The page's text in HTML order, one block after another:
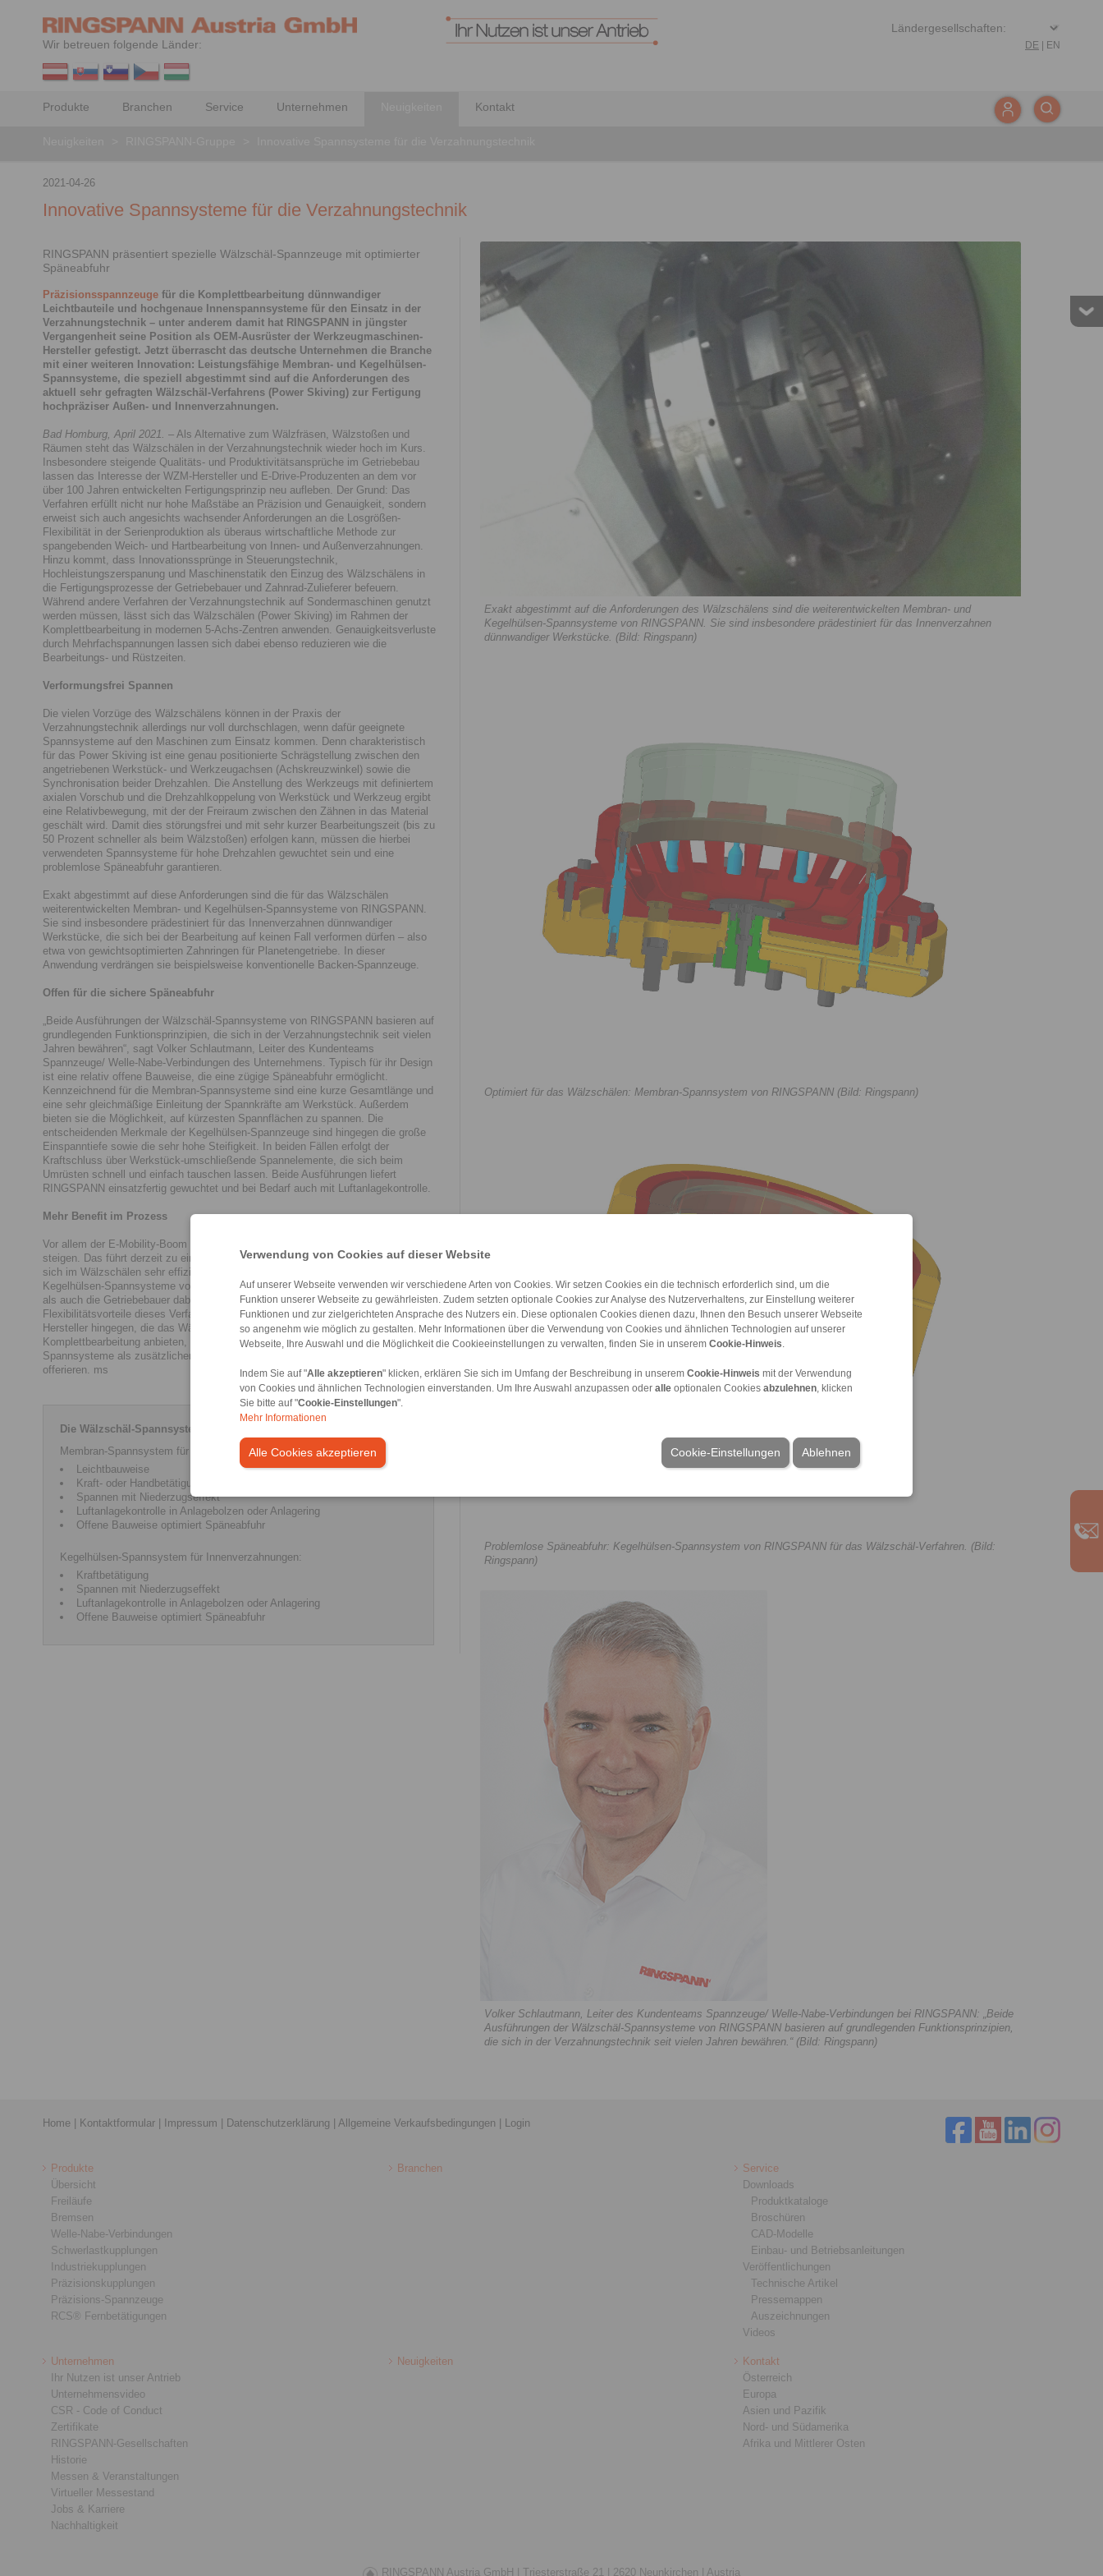
Verwendung von Cookies auf dieser Website
Auf unserer Webseite verwenden wir verschiedene Arten von Cookies. Wir setzen Cookies ein die technisch erforderlich sind, um die
Funktion unserer Webseite zu gewährleisten. Zudem setzten optionale Cookies zur Analyse des Nutzerverhaltens, zur Einstellung weiterer
Funktionen und zur zielgerichteten Ansprache des Nutzers ein. Diese optionalen Cookies dienen dazu, Ihnen den Besuch unserer Webseite
so angenehm wie möglich zu gestalten. Mehr Informationen über die Verwendung von Cookies und ähnlichen Technologien auf unserer
Webseite, Ihre Auswahl und die Möglichkeit die Cookieeinstellungen zu verwalten, finden Sie in unserem Cookie-Hinweis
Indem Sie auf "Alle akzeptieren" klicken, erklären Sie sich im Umfang der Beschreibung in unserem Cookie-Hinweis mit der Verwendung
von Cookies und ähnlichen Technologien einverstanden. Um Ihre Auswahl anzupassen oder alle optionalen Cookies abzulehnen , klicken
Sie bitte auf "Cookie-Einstellungen".
Mehr Informationen
Alle Cookies akzeptieren Ablehnen
Cookie-Einstellungen
Wir betreuen folgende Länder: DE EN
Produkte Branchen Service Unternehmen Kontakt
2021-04-26
Innovative Spannsysteme für die Verzahnungstechnik
RINGSPANN präsentiert spezielle Wälzschäl-Spannzeuge mit optimierter
Späneabfuhr
Präzisionsspannzeuge für die Komplettbearbeitung dünnwandiger
Leichtbauteile und hochgenaue Innenspannsysteme für den Einsatz in der
Verzahnungstechnik – unter anderem damit hat RINGSPANN in jüngster
Vergangenheit seine Position als OEM-Ausrüster der Werkzeugmaschinen-
Hersteller gefestigt. Jetzt überrascht das deutsche Unternehmen die Branche
mit einer weiteren Innovation: Leistungsfähige Membran- und Kegelhülsen-
Spannsysteme, die speziell abgestimmt sind auf die Anforderungen des
aktuell sehr gefragten Wälzschäl-Verfahrens (Power Skiving) zur Fertigung
hochpräziser Außen- und Innenverzahnungen.
Bad Homburg, April 2021.
– Als Alternative zum Wälzfräsen, Wälzstoßen und
Räumen steht das Wälzschälen in der Verzahnungstechnik wieder hoch im Kurs.
Insbesondere steigende Qualitäts- und Produktivitätsansprüche im Getriebebau
lassen das Interesse der WZM-Hersteller und E-Drive-Produzenten an dem vor
über 100 Jahren entwickelten Fertigungsprinzip neu aufleben. Der Grund: Das
Verfahren erfüllt nicht nur hohe Maßstäbe an Präzision und Genauigkeit, sondern
erweist sich auch angesichts wachsender Anforderungen an die Losgrößen-
Flexibilität in der Serienproduktion als überaus wirtschaftliche Methode zur
spangebenden Weich- und Hartbearbeitung von Innen- und Außenverzahnungen.
Hinzu kommt, dass Innovationssprünge in Steuerungstechnik,
Hochleistungszerspanung und Maschinenstatik den Einzug des Wälzschälens in
die Fertigungsprozesse der Getriebebauer und Zahnrad-Zulieferer befeuern.
Während andere Verfahren der Verzahnungstechnik auf Sondermaschinen genutzt
werden müssen, lässt sich das Wälzschälen (Power Skiving) im Rahmen der
Komplettbearbeitung in modernen 5-Achs-Zentren anwenden. Genauigkeitsverluste
durch Mehrfachspannungen lassen sich dabei ebenso reduzieren wie die
Bearbeitungs- und Rüstzeiten.
Verformungsfrei Spannen
Die vielen Vorzüge des Wälzschälens können in der Praxis der
Verzahnungstechnik allerdings nur voll durchschlagen, wenn dafür geeignete
Spannsysteme auf den Maschinen zum Einsatz kommen. Denn charakteristisch
für das Power Skiving ist eine genau positionierte Schrägstellung zwischen den
angetriebenen Werkstück- und Werkzeugachsen (Achskreuzwinkel) sowie die
Synchronisation beider Drehzahlen. Die Anstellung des Werkzeugs mit definiertem
axialen Vorschub und die Drehzahlkoppelung von Werkstück und Werkzeug ergibt
eine Relativbewegung, mit der der Freiraum zwischen den Zähnen in das Material
geschält wird. Damit dies störungsfrei und mit sehr kurzer Bearbeitungszeit (bis zu
50 Prozent schneller als beim Wälzstoßen) erfolgen kann, müssen die hierbei
verwendeten Spannsysteme für hohe Drehzahlen gewuchtet sein und eine
problemlose Späneabfuhr garantieren.
Exakt abgestimmt auf diese Anforderungen sind die für das Wälzschälen
weiterentwickelten Membran- und Kegelhülsen-Spannsysteme von RINGSPANN.
Sie sind insbesondere prädestiniert für das Innenverzahnen dünnwandiger
Werkstücke, die sich bei der Bearbeitung auf keinen Fall verformen dürfen – also
etwa von gewichtsoptimierten Zahnringen für Planetengetriebe. In dieser
Anwendung verdrängen sie beispielsweise konventionelle Backen-Spannzeuge.
Offen für die sichere Späneabfuhr
„Beide Ausführungen der Wälzschäl-Spannsysteme von RINGSPANN basieren auf
grundlegenden Funktionsprinzipien, die sich in der Verzahnungstechnik seit vielen
Jahren bewähren“, sagt Volker Schlautmann, Leiter des Kundenteams
Spannzeuge/ Welle-Nabe-Verbindungen des Unternehmens. Typisch für ihr Design
ist eine relativ offene Bauweise, die eine zügige Späneabfuhr ermöglicht.
Kennzeichnend für die Membran-Spannsysteme sind eine kurze Gesamtlänge und
eine sehr gleichmäßige Einleitung der Spannkräfte am Werkstück. Außerdem
bieten sie die Möglichkeit, auf kürzesten Spannflächen zu spannen. Die
entscheidenden Merkmale der Kegelhülsen-Spannzeuge sind hingegen die große
Einspanntiefe sowie die sehr hohe Steifigkeit. In beiden Fällen erfolgt der
Kraftschluss über Werkstück-umschließende Spannelemente, die sich beim
Umrüsten schnell und einfach tauschen lassen. Beide Ausführungen liefert
RINGSPANN einsatzfertig gewuchtet und bei Bedarf auch mit Luftanlagekontrolle.
Mehr Benefit im Prozess
Vor allem der E-Mobility-Boom lässt die Nachfrage nach Planetengetrieben massiv
steigen. Das führt derzeit zu einem wachsenden Bedarf an Innenverzahnungen, die
sich im Wälzschälen sehr effizient fertigen lassen. Der Einsatz der Membran- und
Kegelhülsen-Spannsysteme von RINGSPANN kann sowohl die Zahnrad-Zulieferer
als auch die Getriebebauer dabei unterstützen, die Produktivitäts- und
Flexibilitätsvorteile dieses Verfahrens voll auszuschöpfen. Werkzeugmaschinen-
Hersteller hingegen, die das Wälzschälen als Bestandteil der mehrachsigen
Komplettbearbeitung anbieten, können ihren Kunden die RINGSPANN-
Spannsysteme als zusätzlichen Benefit im Rahmen der Prozessintegration
offerieren. ms
Die Wälzschäl-Spannsysteme von RINGSPANN auf einen Blick
Membran-Spannsystem für Innenverzahnungen:
Leichtbauweise
Kraft- oder Handbetätigung
Spannen mit Niederzugseffekt
Luftanlagekontrolle in Anlagebolzen oder Anlagering
Offene Bauweise optimiert Späneabfuhr
Kegelhülsen-Spannsystem für Innenverzahnungen:
Kraftbetätigung
Spannen mit Niederzugseffekt
Luftanlagekontrolle in Anlagebolzen oder Anlagering
Offene Bauweise optimiert Späneabfuhr
Exakt abgestimmt auf die Anforderungen des Wälzschälens sind die weiterentwickelten Membran- und
Kegelhülsen-Spannsysteme von RINGSPANN. Sie sind insbesondere prädestiniert für das Innenverzahnen
dünnwandiger Werkstücke. (Bild: Ringspann)
Optimiert für das Wälzschälen: Membran-Spannsystem von RINGSPANN (Bild: Ringspann)
Problemlose Späneabfuhr: Kegelhülsen-Spannsystem von RINGSPANN für das Wälzschäl-Verfahren. (Bild:
Ringspann)
Volker Schlautmann, Leiter des Kundenteams Spannzeuge/ Welle-Nabe-Verbindungen bei RINGSPANN: „Beide
Ausführungen der Wälzschäl-Spannsysteme von RINGSPANN basieren auf grundlegenden Funktionsprinzipien,
die sich in der Verzahnungstechnik seit vielen Jahren bewähren.“ (Bild: Ringspann)
Home Kontaktformular Impressum Datenschutzerklärung Allgemeine Verkaufsbedingungen Login
Produkte
Übersicht
Freiläufe
Bremsen
Welle-Nabe-Verbindungen
Schwerlastkupplungen
Industriekupplungen
Präzisionskupplungen
Präzisions-Spannzeuge
RCS® Fernbetätigungen
Branchen
Service
Downloads
Produktkataloge
Broschüren
CAD-Modelle
Einbau- und Betriebsanleitungen
Veröffentlichungen
Technische Artikel
Pressemappen
Auszeichnungen
Videos
Unternehmen
Ihr Nutzen ist unser Antrieb
Unternehmensvideo
CSR - Code of Conduct
Zertifikate
RINGSPANN-Gesellschaften
Historie
Messen & Veranstaltungen
Virtueller Messestand
Jobs & Karriere
Nachhaltigkeit
Neuigkeiten
Kontakt
Österreich
Europa
Asien und Pazifik
Nord- und Südamerika
Afrika und Mittlerer Osten
RINGSPANN Austria GmbH | Triesterstraße 21 | 2620 Neunkirchen | Austria